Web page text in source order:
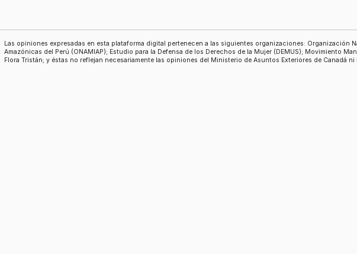
Las opiniones expresadas en esta plataforma digital pertenecen a las siguientes organizaciones: Organización
Amazónicas del Perú (ONAMIAP); Estudio para la Defensa de los Derechos de la Mujer (DEMUS); Movimiento
Flora Tristán; y éstas no reflejan necesariamente las opiniones del Ministerio de Asuntos Exteriores de Canadá ni